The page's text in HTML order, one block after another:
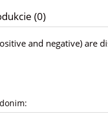
(0)
and negative) are